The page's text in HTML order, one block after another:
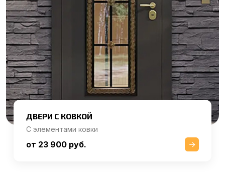
ДВЕРИ С КОВКОЙ
С элементами ковки
от 23 900 руб.